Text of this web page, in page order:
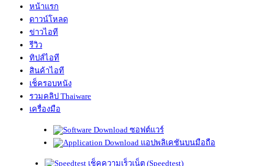
หน้าแรก
ดาวน์โหลด
ข่าวไอที
รีวิว
ทิปส์ไอที
สินค้าไอที
เช็ครอบหนัง
รวมคลิป Thaiware
เครื่องมือ
ซอฟต์แวร์
แอปพลิเคชันบนมือถือ
เช็คความเร็วเน็ต (Speedtest)